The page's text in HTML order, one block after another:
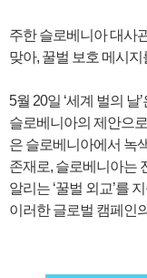
주한 슬로베니아 대사
맞아, 꿀벌 보호 메시
5월 20일 ‘세계 벌의
슬로베니아의 제안으
은 슬로베니아에서 녹
존재로, 슬로베니아는
알리는 ‘꿀벌 외교’를
이러한 글로벌 캠페인